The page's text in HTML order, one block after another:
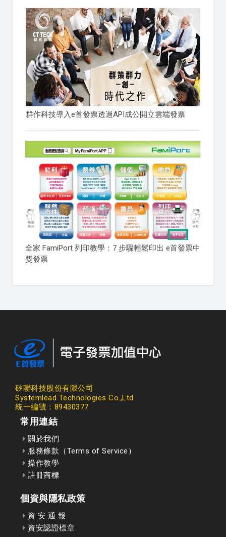
群作科技導入e首發票透過API成公開立雲端發票
全家 FamiPort 列印教學：7 步驟輕鬆印出 e首發票中
獎發票
矽聯科技股份有限公司
Systemlead Technologies Co.,Ltd
統一編號：89430377
常用連結
關於我們
服務條款（Terms of Service）
操作教學
註冊商標
個資與隱私政策
資 安 通 報
資安認證標章